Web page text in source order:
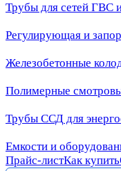
Трубы для сетей ГВС
Регулирующая и
Железобетонные
Полимерные
Трубы ССД для
Емкости и
Прайс-листКак купить